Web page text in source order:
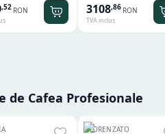
,52 RON 3108,86 RON
TVA inclus
de Cafea Profesionale
FIORENZATO